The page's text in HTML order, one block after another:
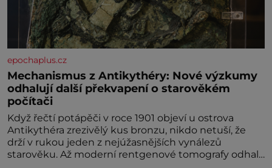
epochaplus.cz
Mechanismus z Antikythéry: Nové výzkumy
odhalují další překvapení o starověkém
počítači
Když řečtí potápěči v roce 1901 objeví u ostrova
Antikythéra zrezivělý kus bronzu, nikdo netuší, že
drží v rukou jeden z nejúžasnějších vynálezů
starověku. Až moderní rentgenové tomografy odhalí